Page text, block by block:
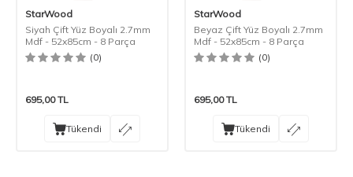
StarWood
Siyah Çift Yüz Boyalı 2.7mm
Mdf - 52x85cm - 8 Parça
(0)
695,00TL
Tükendi
StarWood
Beyaz Çift Yüz Boyalı 2.7mm
Mdf - 52x85cm - 8 Parça
(0)
695,00TL
Tükendi